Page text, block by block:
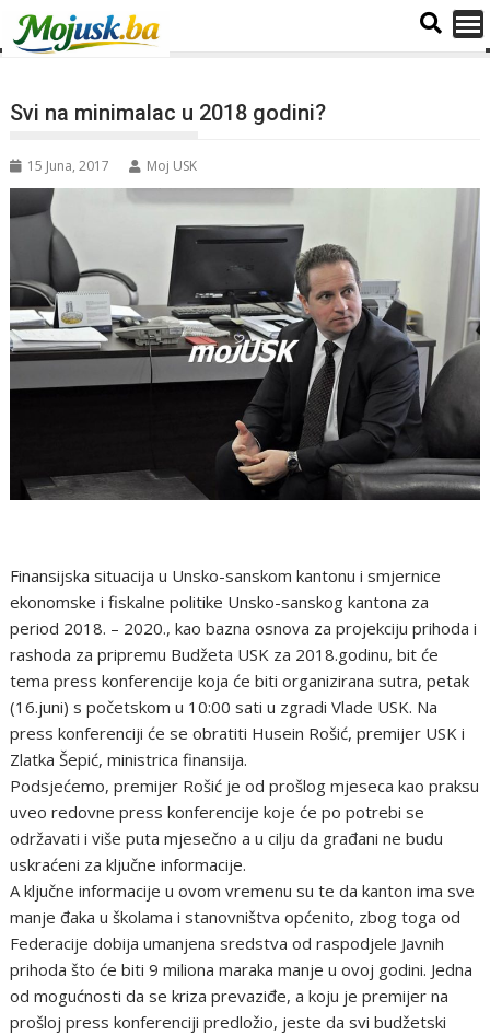
Svi na minimalac u 2018 godini?
15 Juna, 2017 Moj USK
Finansijska situacija u Unsko-sanskom kantonu i smjernice
ekonomske i fiskalne politike Unsko-sanskog kantona za
period 2018. – 2020., kao bazna osnova za projekciju prihoda i
rashoda za pripremu Budžeta USK za 2018.godinu, bit će
tema press konferencije koja će biti organizirana sutra, petak
(16.juni) s početskom u 10:00 sati u zgradi Vlade USK. Na
press konferenciji će se obratiti Husein Rošić, premijer USK i
Zlatka Šepić, ministrica finansija.
Podsjećemo, premijer Rošić je od prošlog mjeseca kao praksu
uveo redovne press konferencije koje će po potrebi se
održavati i više puta mjesečno a u cilju da građani ne budu
uskraćeni za ključne informacije.
A ključne informacije u ovom vremenu su te da kanton ima sve
manje đaka u školama i stanovništva općenito, zbog toga od
Federacije dobija umanjena sredstva od raspodjele Javnih
prihoda što će biti 9 miliona maraka manje u ovoj godini. Jedna
od mogućnosti da se kriza prevaziđe, a koju je premijer na
prošloj press konferenciji predložio, jeste da svi budžetski